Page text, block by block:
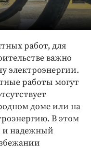
работ, для
важно
электроэнергии.
работы могут
доме или на
В этом
и надежный